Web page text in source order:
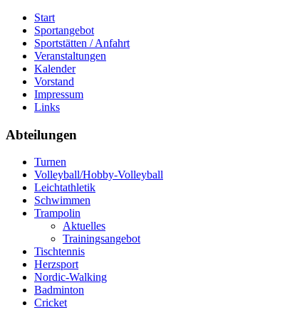
Start
Sportangebot
Sportstätten / Anfahrt
Veranstaltungen
Kalender
Vorstand
Impressum
Links
Abteilungen
Turnen
Volleyball/Hobby-Volleyball
Leichtathletik
Schwimmen
Trampolin
Aktuelles
Trainingsangebot
Tischtennis
Herzsport
Nordic-Walking
Badminton
Cricket